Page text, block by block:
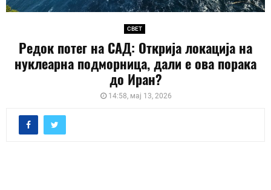
СВЕТ
Редок потег на САД: Открија локација на
нуклеарна подморница, дали е ова порака
до Иран?
14:58, мај 13, 2026